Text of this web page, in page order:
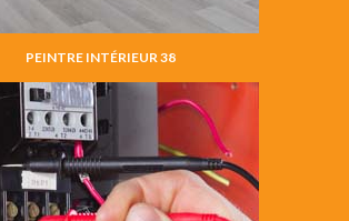
PEINTRE INTÉRIEUR 38